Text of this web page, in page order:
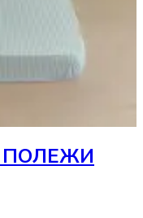
ПОЛЕЖИ